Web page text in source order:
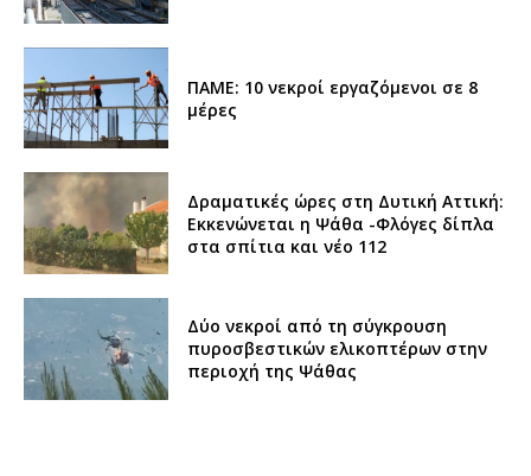
ΠΑΜΕ: 10 νεκροί εργαζόμενοι σε 8
μέρες
Δραματικές ώρες στη Δυτική Αττική:
Εκκενώνεται η Ψάθα -Φλόγες δίπλα
στα σπίτια και νέο 112
Δύο νεκροί από τη σύγκρουση
πυροσβεστικών ελικοπτέρων στην
περιοχή της Ψάθας